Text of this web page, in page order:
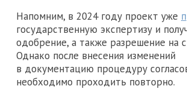
Напомним, в 2024 году проект уже
государственную экспертизу и
одобрение, а также разрешение на
Однако после внесения изменений
в документацию процедуру
необходимо проходить повторно.